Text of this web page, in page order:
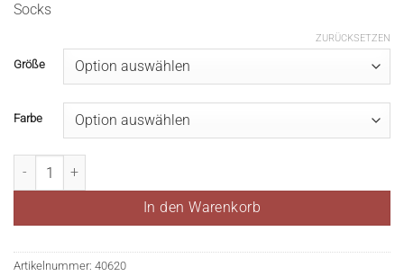
Socks
Größe
Farbe
ZURÜCKSETZEN
FeltreM. Menge
In den Warenkorb
Artikelnummer: 40620